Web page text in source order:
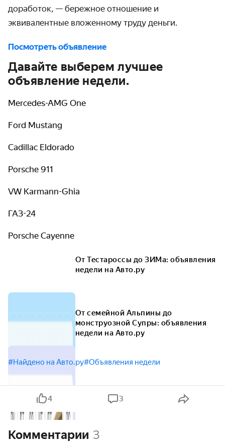
доработок, — бережное отношение и
эквивалентные вложенному труду деньги.
Посмотреть объявление
Давайте выберем лучшее
объявление недели.
Mercedes-AMG One
Ford Mustang
Cadillac Eldorado
Porsche 911
VW Karmann-Ghia
ГАЗ-24
Porsche Cayenne
От Тестароссы до ЗИМа: объявления
недели на Авто.ру
От семейной Альпины до
монструозной Супры: объявления
недели на Авто.ру
#Найдено на Авто.ру#Объявления недели
4 3
Комментарии 3